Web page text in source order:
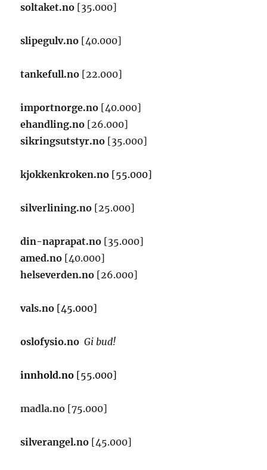
soltaket.no [35.000]
slipegulv.no [40.000]
tankefull.no [22.000]
importnorge.no [40.000]
ehandling.no [26.000]
sikringsutstyr.no [35.000]
kjokkenkroken.no [55.000]
silverlining.no [25.000]
din-naprapat.no [35.000]
amed.no [40.000]
helseverden.no [26.000]
vals.no [45.000]
oslofysio.no Gi bud!
innhold.no [55.000]
madla.no [75.000]
silverangel.no [45.000]